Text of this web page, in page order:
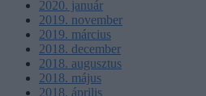
2020. január
2019. november
2019. március
2018. december
2018. augusztus
2018. május
2018. április